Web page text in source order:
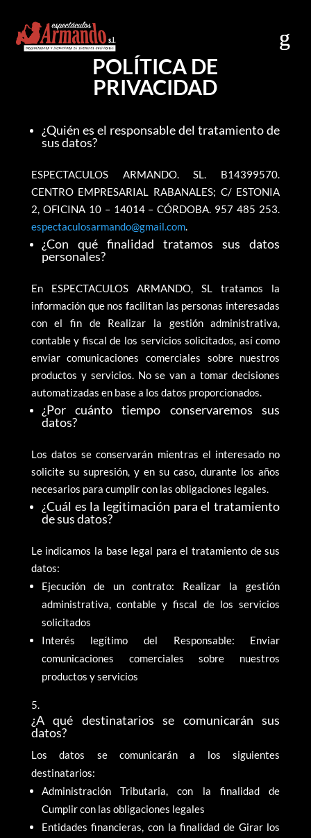
POLÍTICA DE
PRIVACIDAD
¿Quién es el responsable del tratamiento de
sus datos?
ESPECTACULOS ARMANDO. SL. B14399570.
CENTRO EMPRESARIAL RABANALES; C/ ESTONIA
2, OFICINA 10 – 14014 – CÓRDOBA. 957 485 253.
espectaculosarmando@gmail.com.
¿Con qué finalidad tratamos sus datos
personales?
En ESPECTACULOS ARMANDO, SL tratamos la
información que nos facilitan las personas interesadas
con el fin de Realizar la gestión administrativa,
contable y fiscal de los servicios solicitados, así como
enviar comunicaciones comerciales sobre nuestros
productos y servicios. No se van a tomar decisiones
automatizadas en base a los datos proporcionados.
¿Por cuánto tiempo conservaremos sus
datos?
Los datos se conservarán mientras el interesado no
solicite su supresión, y en su caso, durante los años
necesarios para cumplir con las obligaciones legales.
¿Cuál es la legitimación para el tratamiento
de sus datos?
Le indicamos la base legal para el tratamiento de sus
datos:
Ejecución de un contrato: Realizar la gestión
administrativa, contable y fiscal de los servicios
solicitados
Interés legítimo del Responsable: Enviar
comunicaciones comerciales sobre nuestros
productos y servicios
¿A qué destinatarios se comunicarán sus
datos?
Los datos se comunicarán a los siguientes
destinatarios:
Administración Tributaria, con la finalidad de
Cumplir con las obligaciones legales
Entidades financieras, con la finalidad de Girar los